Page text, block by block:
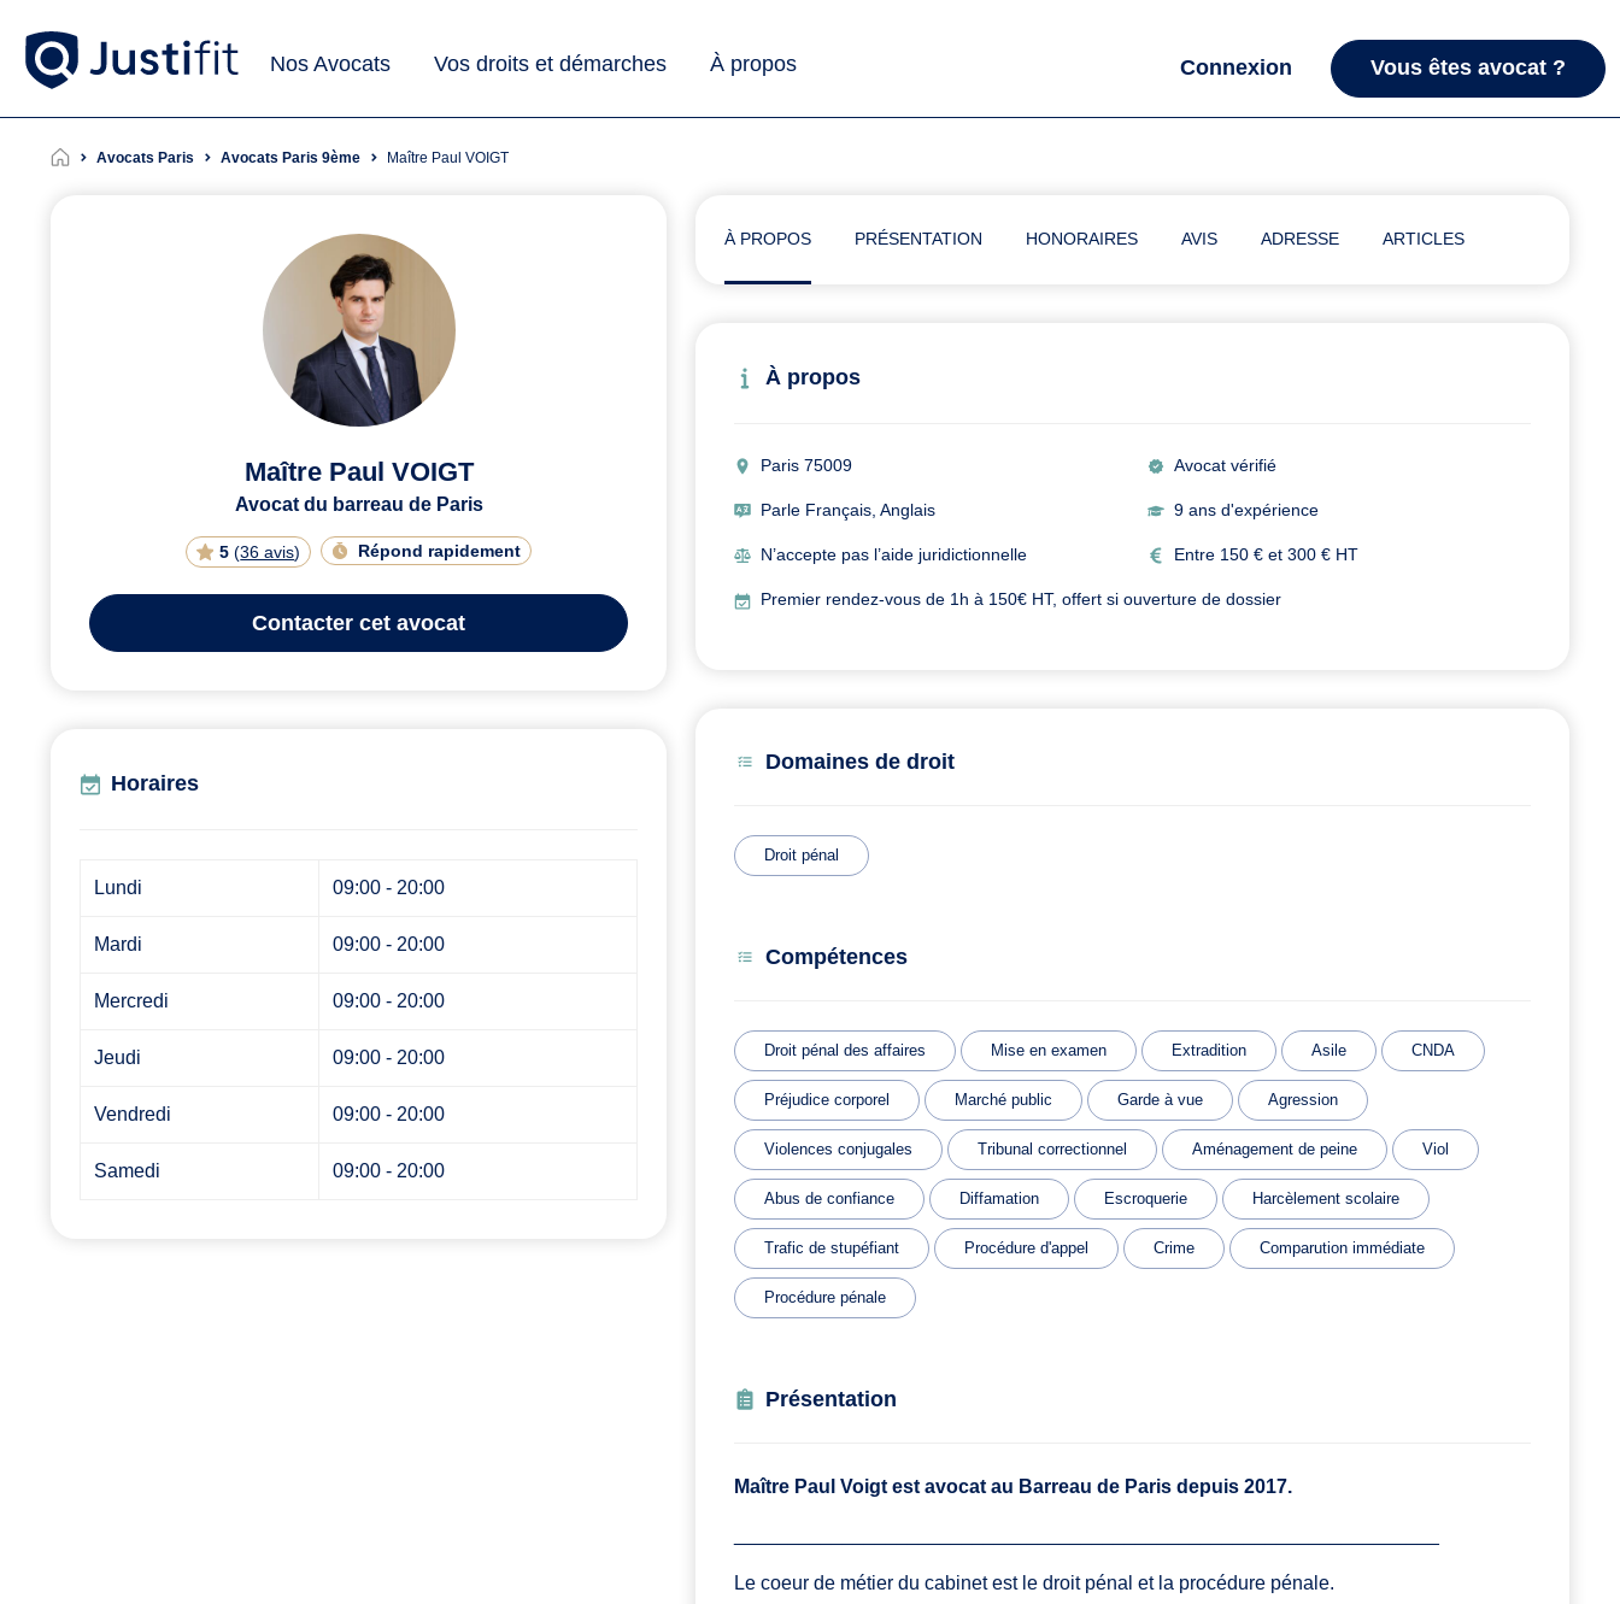
Nos Avocats Vos droits et démarches À propos Connexion Vous êtes avocat ?
Avocats Paris Avocats Paris 9ème Maître Paul VOIGT
Maître Paul VOIGT
Avocat du barreau de Paris
5(36 avis) Répond rapidement
Contacter cet avocat
Horaires
Lundi 09:00 - 20:00
Mardi 09:00 - 20:00
Mercredi 09:00 - 20:00
Jeudi 09:00 - 20:00
Vendredi 09:00 - 20:00
Samedi 09:00 - 20:00
À PROPOS PRÉSENTATION HONORAIRES AVIS ADRESSE ARTICLES
À propos
Paris 75009 Avocat vérifié
Parle Français, Anglais 9 ans d'expérience
N’accepte pas l’aide juridictionnelle Entre 150 € et 300 € HT
Premier rendez-vous de 1h à 150€ HT, offert si ouverture de dossier
Domaines de droit
Droit pénal
Compétences
Droit pénal des affaires Mise en examen Extradition Asile CNDA
Préjudice corporel Marché public Garde à vue Agression
Violences conjugales Tribunal correctionnel Aménagement de peine Viol
Abus de confiance Diffamation Escroquerie Harcèlement scolaire
Trafic de stupéfiant Procédure d'appel Crime Comparution immédiate
Procédure pénale
Présentation
Maître Paul Voigt est avocat au Barreau de Paris depuis 2017.
Le coeur de métier du cabinet est le droit pénal et la procédure pénale.